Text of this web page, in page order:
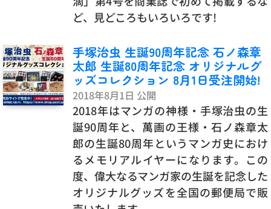
ど、見どころもいろいろです!
手塚治虫 生誕90周年記念 石ノ森章
太郎 生誕80周年記念 オリジナルグ
ッズコレクション 8月1日受注開始!
2018年8月1日 公開
2018年はマンガの神様・手塚治虫の生
誕90周年と、萬画の王様・石ノ森章太
郎の生誕80周年というマンガ史におけ
るメモリアルイヤーになります。この
度、偉大なるマンガ家の生誕を記念した
オリジナルグッズを全国の郵便局で販